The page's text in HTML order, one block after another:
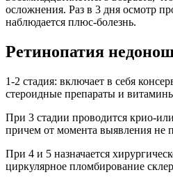
осложнения. Раз в 3 дня осмотр
наблюдается плюс-болезнь.
Ретинопатия
1-2 стадия: включает в себя
стероидные препараты и
При 3 стадии проводится крио-или
причем от момента выявления не
При 4 и 5 назначается
циркулярное пломбирование